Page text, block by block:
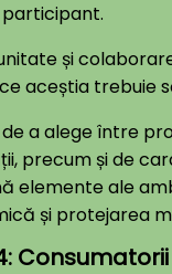
și
aceștia trebuie
de a alege între
precum și de
elemente ale
și protejarea